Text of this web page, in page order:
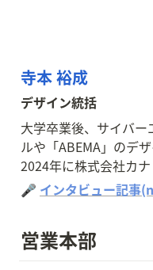
寺本 裕成
デザイン統括
大学卒業後、サイバ
ルや「ABEMA」のデ
2024年に株式会社カ
🎤 インタビュー記事
営業本部